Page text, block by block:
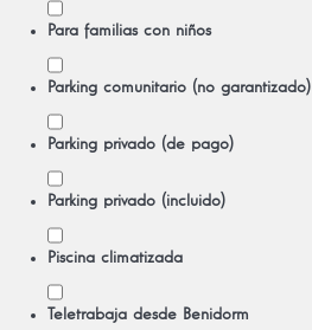
Para familias con niños
Parking comunitario (no garantizado)
Parking privado (de pago)
Parking privado (incluido)
Piscina climatizada
Teletrabaja desde Benidorm